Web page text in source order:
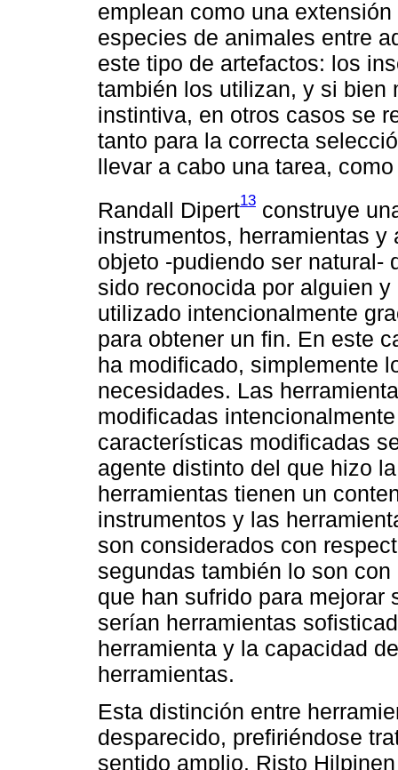
emplean como una
especies de animales entre
este tipo de artefactos: los
también los utilizan, y si bien
instintiva, en otros casos se
tanto para la correcta
llevar a cabo una tarea,
Randall Dipert13 construye
instrumentos, herramientas
objeto -pudiendo ser natural-
sido reconocida por alguien
utilizado intencionalmente
para obtener un fin. En este
ha modificado, simplemente
necesidades. Las
modificadas
características modificadas
agente distinto del que hizo
herramientas tienen un
instrumentos y las
son considerados con
segundas también lo son
que han sufrido para mejorar
serían herramientas
herramienta y la capacidad
herramientas.
Esta distinción entre
desparecido, prefiriéndose
sentido amplio. Risto